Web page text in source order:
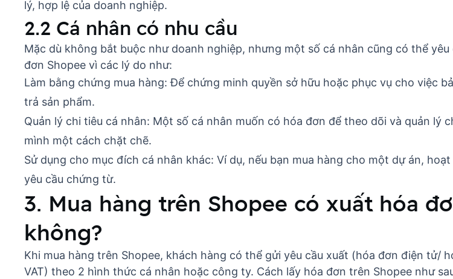
lý, hợp lệ của doanh nghiệp.
2.2 Cá nhân có nhu cầu
Mặc dù không bắt buộc như doanh nghiệp, nhưng một số cá nhân cũng có thể yêu
đơn Shopee vì các lý do như:
Làm bằng chứng mua hàng: Để chứng minh quyền sở hữu hoặc phục vụ cho việc
trả sản phẩm.
Quản lý chi tiêu cá nhân: Một số cá nhân muốn có hóa đơn để theo dõi và quản lý
mình một cách chặt chẽ.
Sử dụng cho mục đích cá nhân khác: Ví dụ, nếu bạn mua hàng cho một dự án,
yêu cầu chứng từ.
3. Mua hàng trên Shopee có xuất hóa
không?
Khi mua hàng trên Shopee, khách hàng có thể gửi yêu cầu xuất (hóa đơn điện tử/
VAT) theo 2 hình thức cá nhân hoặc công ty. Cách lấy hóa đơn trên Shopee như